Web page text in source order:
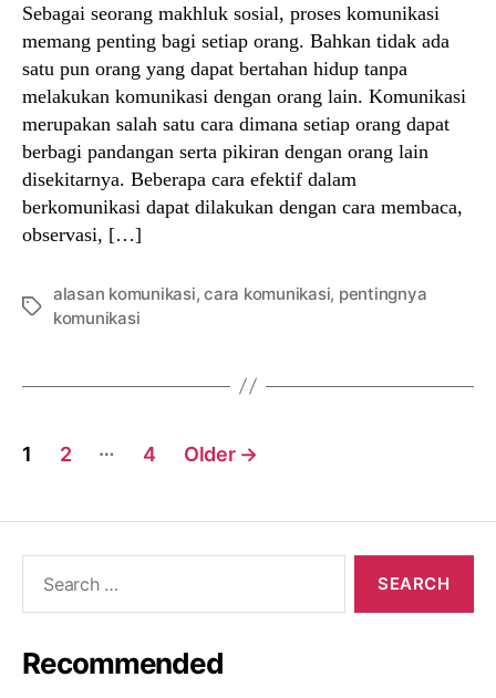
Sebagai seorang makhluk sosial, proses komunikasi
memang penting bagi setiap orang. Bahkan tidak ada
satu pun orang yang dapat bertahan hidup tanpa
melakukan komunikasi dengan orang lain. Komunikasi
merupakan salah satu cara dimana setiap orang dapat
berbagi pandangan serta pikiran dengan orang lain
disekitarnya. Beberapa cara efektif dalam
berkomunikasi dapat dilakukan dengan cara membaca,
observasi, […]
Tags
alasan komunikasi,cara komunikasi, pentingnya
komunikasi
Posts
1 2 … 4 Older →
Recommended